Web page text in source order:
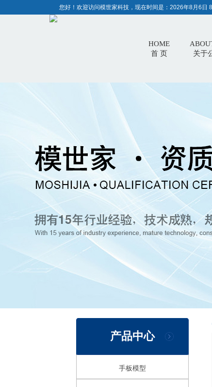
您好！欢迎访问模世家科技，现在时间是： 2026年8月6日
HOME
首 页
关于
产品中心
手板模型